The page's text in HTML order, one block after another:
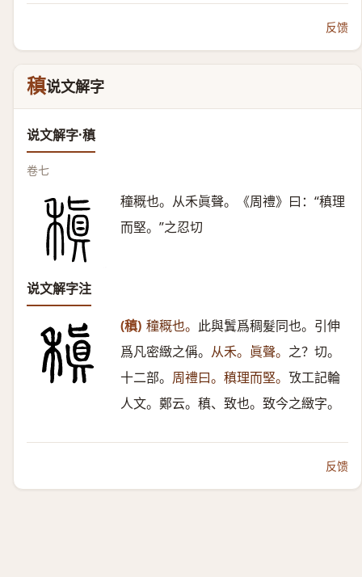
反馈
稹说文解字
说文解字·稹
卷七
穜穊也。从禾眞聲。《周禮》曰：“稹理
而堅。”之忍切
说文解字注
(稹) 穜穊也。 此與鬒爲稠髮同也。引伸
爲凡密緻之偁。 从禾。眞聲。 之？切。
十二部。 周禮曰。稹理而堅。 攷工記輪
人文。鄭云。稹、致也。致今之緻字。
反馈